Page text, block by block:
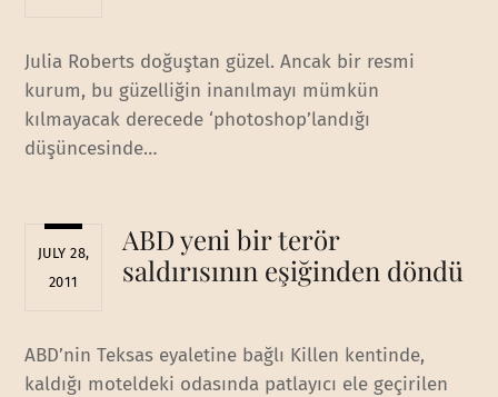
Julia Roberts doğuştan güzel. Ancak bir resmi
kurum, bu güzelliğin inanılmayı mümkün
kılmayacak derecede ‘photoshop’landığı
düşüncesinde…
JULY 28,
2011
ABD yeni bir terör
saldırısının eşiğinden döndü
ABD’nin Teksas eyaletine bağlı Killen kentinde,
kaldığı moteldeki odasında patlayıcı ele geçirilen